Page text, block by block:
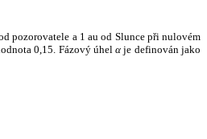
pozorovatele a 1 au od Slunce při nulovém
0,15. Fázový úhelα je definován jako